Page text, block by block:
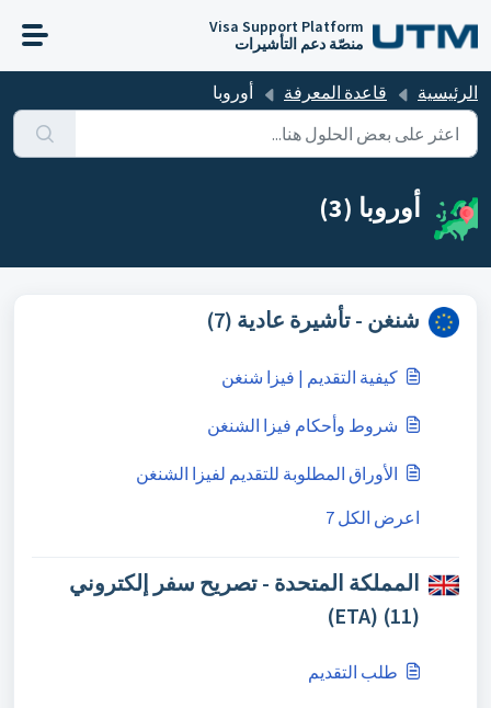
Visa Support Platform
منصّة دعم التأشيرات
الرئيسية قاعدة المعرفة أوروبا
أوروبا (3)
شنغن - تأشيرة عادية (7)
كيفية التقديم | فيزا شنغن
شروط وأحكام فيزا الشنغن
الأوراق المطلوبة للتقديم لفيزا الشنغن
اعرض الكل 7
المملكة المتحدة - تصريح سفر إلكتروني
(ETA) (11)
طلب التقديم